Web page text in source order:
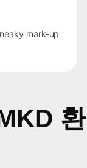
mark-up
환